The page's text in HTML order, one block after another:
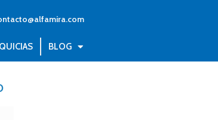
BLOG